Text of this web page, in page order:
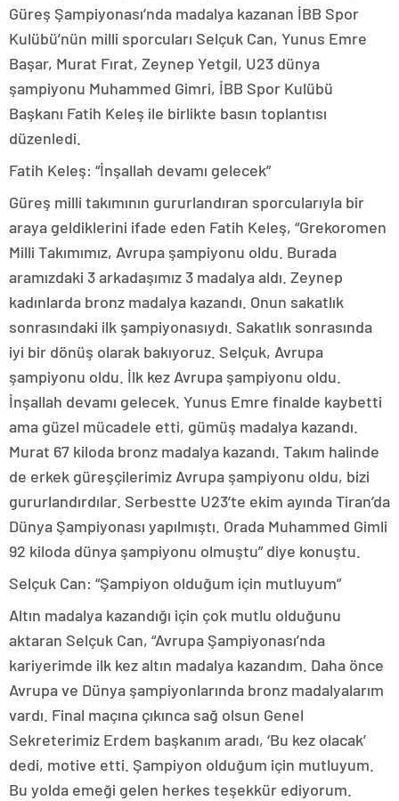
Güreş Şampiyonası’nda madalya kazanan İBB Spor
Kulübü’nün milli sporcuları Selçuk Can, Yunus Emre
Başar, Murat Fırat, Zeynep Yetgil, U23 dünya
şampiyonu Muhammed Gimri, İBB Spor Kulübü
Başkanı Fatih Keleş ile birlikte basın toplantısı
düzenledi.
Fatih Keleş: “İnşallah devamı gelecek”
Güreş milli takımının gururlandıran sporcularıyla bir
araya geldiklerini ifade eden Fatih Keleş, “Grekoromen
Milli Takımımız, Avrupa şampiyonu oldu. Burada
aramızdaki 3 arkadaşımız 3 madalya aldı. Zeynep
kadınlarda bronz madalya kazandı. Onun sakatlık
sonrasındaki ilk şampiyonasıydı. Sakatlık sonrasında
iyi bir dönüş olarak bakıyoruz. Selçuk, Avrupa
şampiyonu oldu. İlk kez Avrupa şampiyonu oldu.
İnşallah devamı gelecek. Yunus Emre finalde kaybetti
ama güzel mücadele etti, gümüş madalya kazandı.
Murat 67 kiloda bronz madalya kazandı. Takım halinde
de erkek güreşçilerimiz Avrupa şampiyonu oldu, bizi
gururlandırdılar. Serbestte U23’te ekim ayında Tiran’da
Dünya Şampiyonası yapılmıştı. Orada Muhammed Gimli
92 kiloda dünya şampiyonu olmuştu” diye konuştu.
Selçuk Can: “Şampiyon olduğum için mutluyum”
Altın madalya kazandığı için çok mutlu olduğunu
aktaran Selçuk Can, “Avrupa Şampiyonası’nda
kariyerimde ilk kez altın madalya kazandım. Daha önce
Avrupa ve Dünya şampiyonlarında bronz madalyalarım
vardı. Final maçına çıkınca sağ olsun Genel
Sekreterimiz Erdem başkanım aradı, ‘Bu kez olacak’
dedi, motive etti. Şampiyon olduğum için mutluyum.
Bu yolda emeği gelen herkes teşekkür ediyorum.